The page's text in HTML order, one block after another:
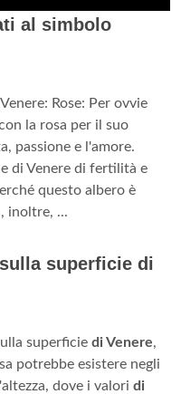
al simbolo
Rose: Per ovvie
la rosa per il suo
passione e l'amore.
di Venere di fertilità e
questo albero è
inoltre, ...
superficie di
superficie di Venere,
potrebbe esistere negli
dove i valori di